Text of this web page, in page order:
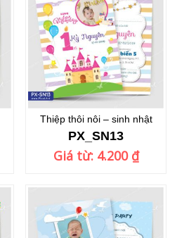
Thiệp thôi nôi – sinh nhật
PX_SN13
Giá từ: 4.200 ₫